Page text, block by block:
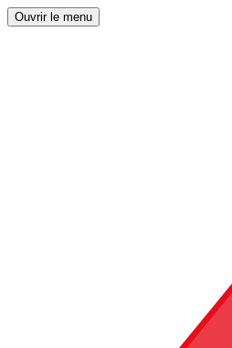
Ouvrir le menu